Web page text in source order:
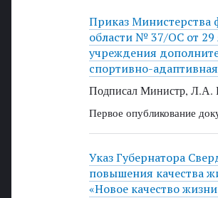
Приказ Министерства
области № 37/ОС от 29
учреждения
спортивно-
Подписал Министр, Л.А.
Первое опубликование
Указ Губернатора
повышения качества
«Новое качество